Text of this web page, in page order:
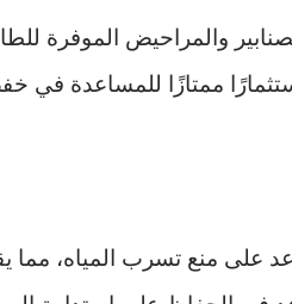
والمراحيض الموفرة
ممتازًا للمساعدة في
على منع تسرب المياه، مما